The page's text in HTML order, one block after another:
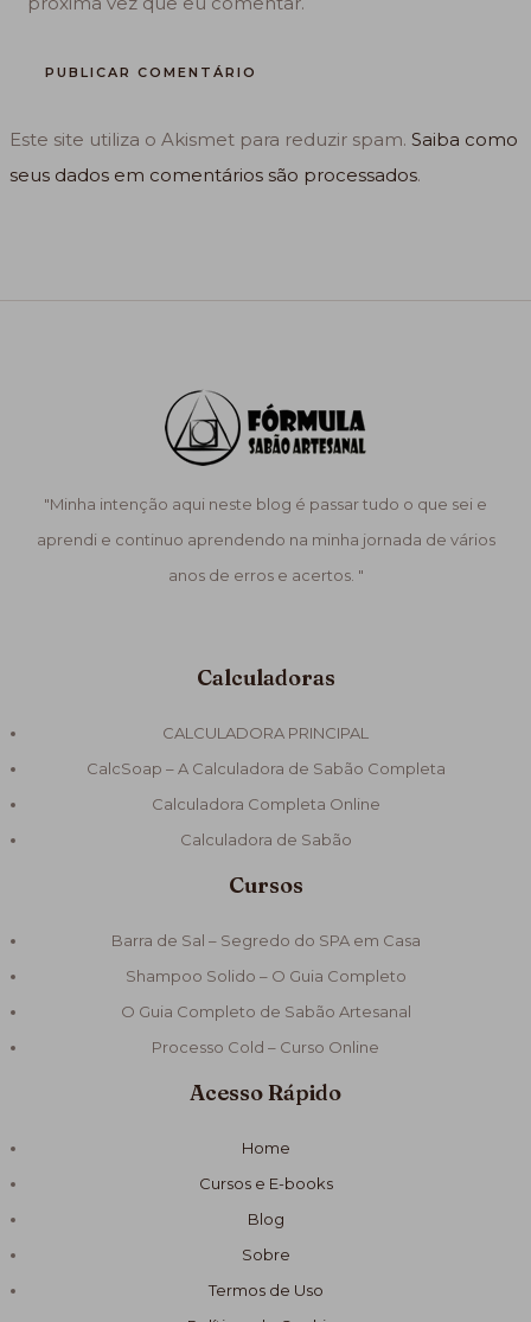
Este site utiliza o Akismet para reduzir spam.Saiba como
seus dados em comentários são processados.
"Minha intenção aqui neste blog é passar tudo o que sei e
aprendi e continuo aprendendo na minha jornada de vários
anos de erros e acertos. "
Calculadoras
CALCULADORA PRINCIPAL
CalcSoap – A Calculadora de Sabão Completa
Calculadora Completa Online
Calculadora de Sabão
Cursos
Barra de Sal – Segredo do SPA em Casa
Shampoo Solido – O Guia Completo
O Guia Completo de Sabão Artesanal
Processo Cold – Curso Online
Acesso Rápido
Home
Cursos e E-books
Blog
Sobre
Termos de Uso